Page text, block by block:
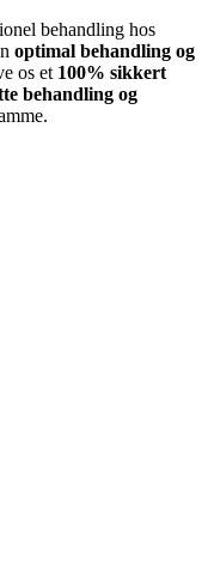
behandling hos
optimal behandling og
os et 100% sikkert
behandling og